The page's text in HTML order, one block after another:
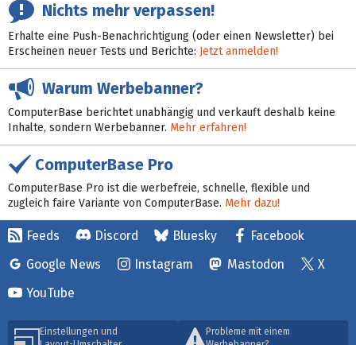
Nichts mehr verpassen!
Erhalte eine Push-Benachrichtigung (oder einen Newsletter) bei
Erscheinen neuer Tests und Berichte: Jetzt anmelden!
Warum Werbebanner?
ComputerBase berichtet unabhängig und verkauft deshalb keine
Inhalte, sondern Werbebanner. Mehr erfahren!
ComputerBase Pro
ComputerBase Pro ist die werbefreie, schnelle, flexible und
zugleich faire Variante von ComputerBase. Mehr dazu!
Feeds Discord Bluesky
Facebook
Google News
Instagram Mastodon
X
YouTube
Einstellungen und
Probleme mit einem